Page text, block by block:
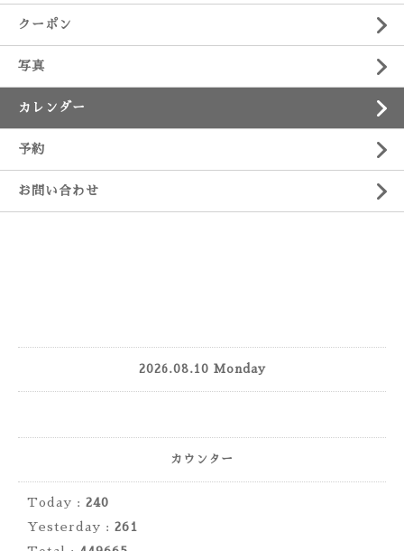
クーポン
写真
カレンダー
予約
お問い合わせ
2026.08.10 Monday
カウンター
Today : 240
Yesterday : 261